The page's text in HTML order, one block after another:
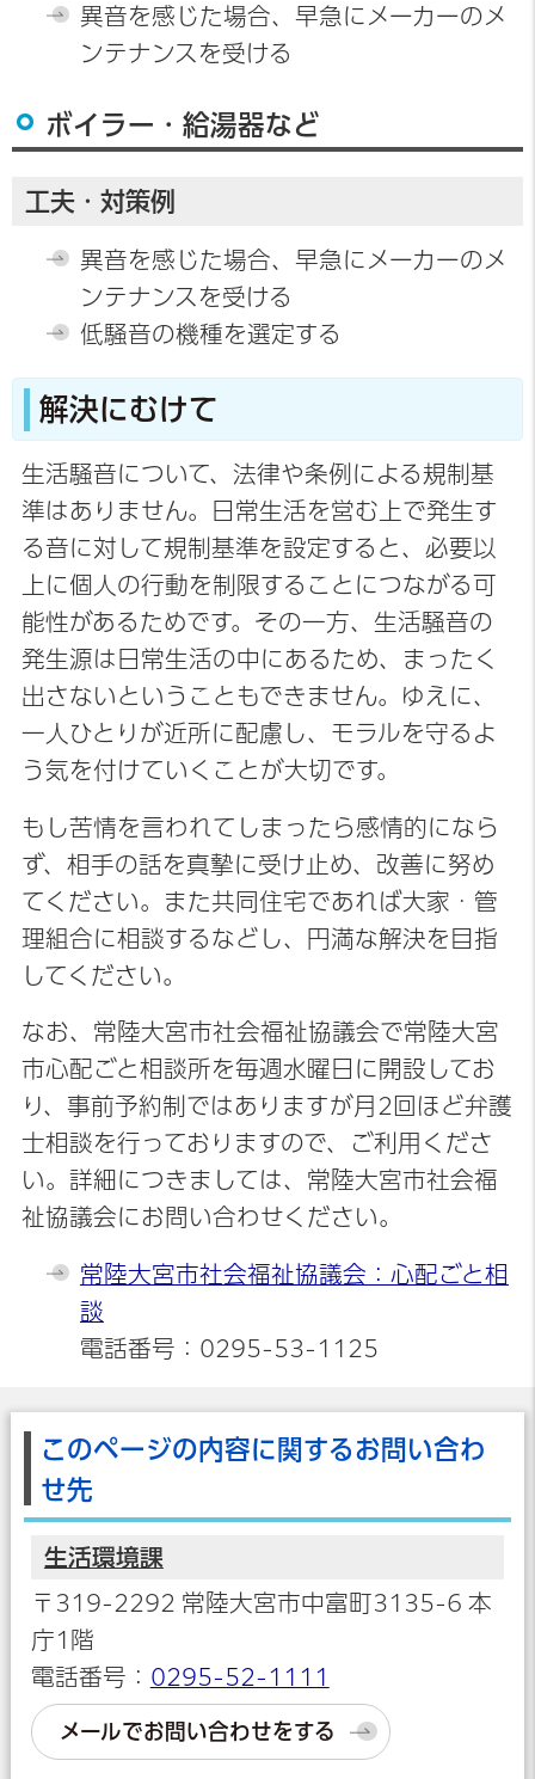
異音を感じた場合、早急にメーカーのメ
ンテナンスを受ける
ボイラー・給湯器など
工夫・対策例
異音を感じた場合、早急にメーカーのメ
ンテナンスを受ける
低騒音の機種を選定する
解決にむけて
生活騒音について、法律や条例による規制基
準はありません。日常生活を営む上で発生す
る音に対して規制基準を設定すると、必要以
上に個人の行動を制限することにつながる可
能性があるためです。その一方、生活騒音の
発生源は日常生活の中にあるため、まったく
出さないということもできません。ゆえに、
一人ひとりが近所に配慮し、モラルを守るよ
う気を付けていくことが大切です。
もし苦情を言われてしまったら感情的になら
ず、相手の話を真摯に受け止め、改善に努め
てください。また共同住宅であれば大家・管
理組合に相談するなどし、円満な解決を目指
してください。
なお、常陸大宮市社会福祉協議会で常陸大宮
市心配ごと相談所を毎週水曜日に開設してお
り、事前予約制ではありますが月2回ほど弁護
士相談を行っておりますので、ご利用くださ
い。詳細につきましては、常陸大宮市社会福
祉協議会にお問い合わせください。
常陸大宮市社会福祉協議会：心配ごと相
談
電話番号：0295-53-1125
このページの内容に関するお問い合わ
せ先
生活環境課
〒319-2292 常陸大宮市中富町3135-6 本
庁1階
電話番号： 0295-52-1111
メールでお問い合わせをする